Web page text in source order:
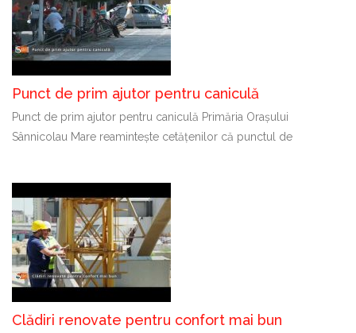
Punct de prim ajutor pentru caniculă
Punct de prim ajutor pentru caniculă Primăria Orașului
Sânnicolau Mare reamintește cetățenilor că punctul de
Clădiri renovate pentru confort mai bun